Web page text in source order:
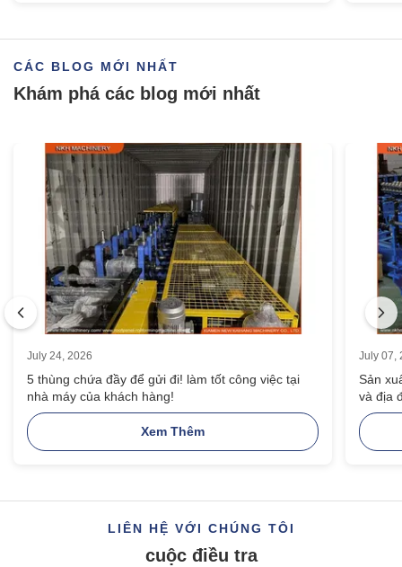
Thung lũng máy cán nguội, máy làm mái
CÁC BLOG MỚI NHẤT
Khám phá các blog mới nhất
July 24, 2026
5 thùng chứa đầy để gửi đi! làm tốt công việc tại
nhà máy của khách hàng!
Xem Thêm
July 07,
Sản
và địa
động
LIÊN HỆ VỚI CHÚNG TÔI
cuộc điều tra